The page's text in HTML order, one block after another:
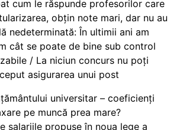
cum le răspunde profesorilor care
obțin note mari, dar nu au
nedeterminată: În ultimii ani am
cât se poate de bine sub control
/ La niciun concurs nu poți
asigurarea unui post
universitar – coeficienți
pe muncă prea mare?
salariile propuse în noua lege a